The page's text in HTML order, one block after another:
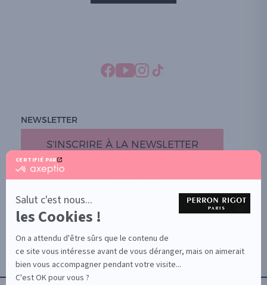
CERTIFIÉ PAR
certifié
En
savoir
plus
sur
Axeptio
Salut c'est nous...
les Cookies !
On a attendu d'être sûrs que le contenu de
ce site vous intéresse avant de vous déranger, mais on aimerait
bien vous accompagner pendant votre visite...
C'est OK pour vous ?
NEWSLETTER
S'INSCRIRE À LA NEWSLETTER
BOUTIQUE PARTICULIERS
AIDE / FAQ
CONTACT
CGU/CGV